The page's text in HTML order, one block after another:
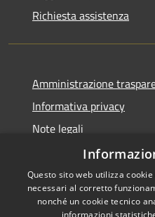
Richiesta assistenza
Amministrazione
Informativa privacy
Note legali
Dichiarazione di
Questo sito web utilizza
necessari al corretto
nonché un cookie tecnico
informazioni